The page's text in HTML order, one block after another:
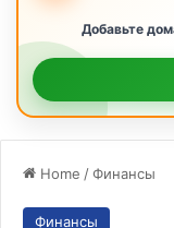
Добавьте
Home /Финансы
Финансы